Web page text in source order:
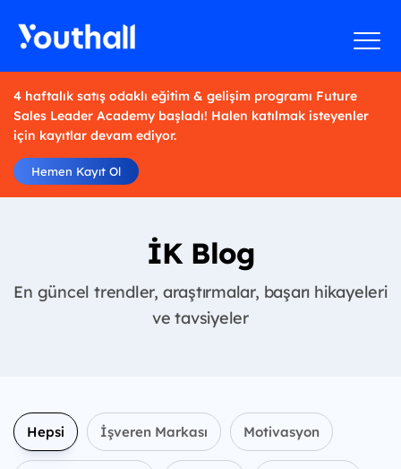
4 haftalık satış odaklı eğitim & gelişim programı Future
Sales Leader Academy başladı! Halen katılmak isteyenler
için kayıtlar devam ediyor.
Hemen Kayıt Ol
İK Blog
En güncel trendler, araştırmalar, başarı hikayeleri
ve tavsiyeler
Hepsi İşveren Markası Motivasyon